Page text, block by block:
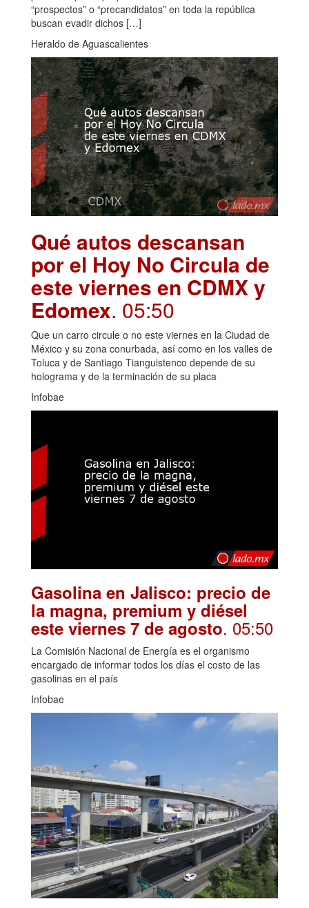
“prospectos” o “precandidatos” en toda la república
buscan evadir dichos […]
Heraldo de Aguascalientes
Qué autos descansan
por el Hoy No Circula de
este viernes en CDMX y
Edomex. 05:50
Que un carro circule o no este viernes en la Ciudad de
México y su zona conurbada, así como en los valles de
Toluca y de Santiago Tianguistenco depende de su
holograma y de la terminación de su placa
Infobae
Gasolina en Jalisco: precio de
la magna, premium y diésel
este viernes 7 de agosto. 05:50
La Comisión Nacional de Energía es el organismo
encargado de informar todos los días el costo de las
gasolinas en el país
Infobae